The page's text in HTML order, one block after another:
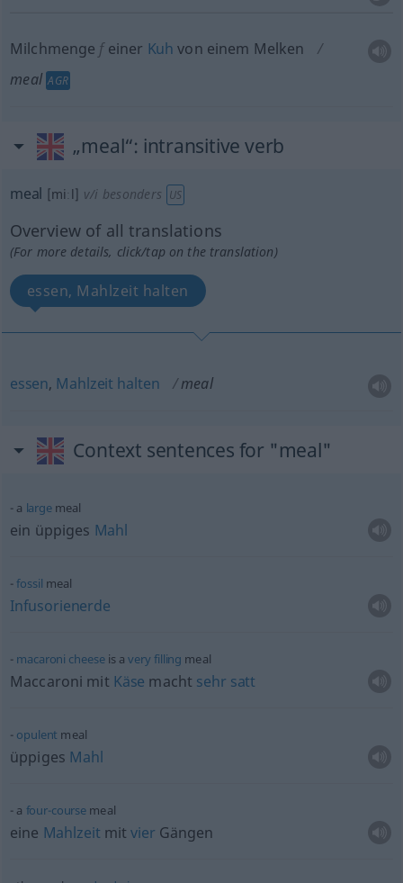
Milchmenge feiner Kuh von einem Melken
meal AGR
„meal“: intransitive verb
meal [miːl] v/i besonders US
Overview of all translations
(For more details, click/tap on the translation)
essen, Mahlzeit halten
essen, Mahlzeit halten meal
Context sentences for "meal"
a largemeal
ein üppiges Mahl
fossil meal
Infusorienerde
macaroni cheeseis averyfilling meal
Maccaroni mit Käse macht sehr satt
opulent meal
üppiges Mahl
a four-course meal
eine Mahlzeit mitvier Gängen